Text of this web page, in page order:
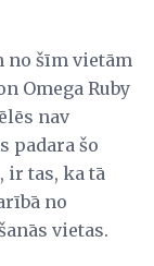
no šīm vietām
Omega Ruby
nav
padara šo
ir tas, ka tā
no
vietas.